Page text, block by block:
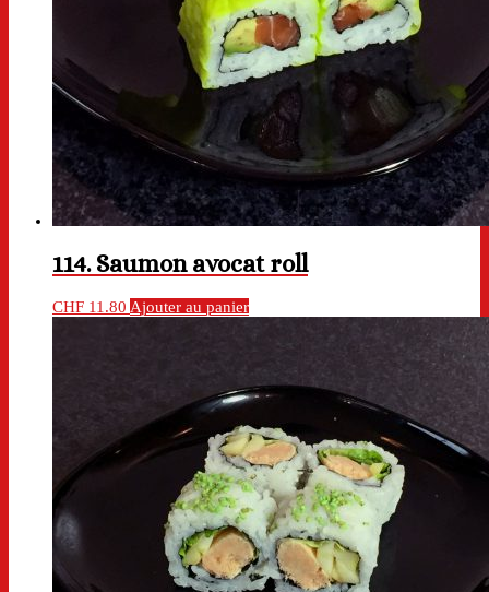
114. Saumon avocat roll
CHF 11.80 Ajouter au panier